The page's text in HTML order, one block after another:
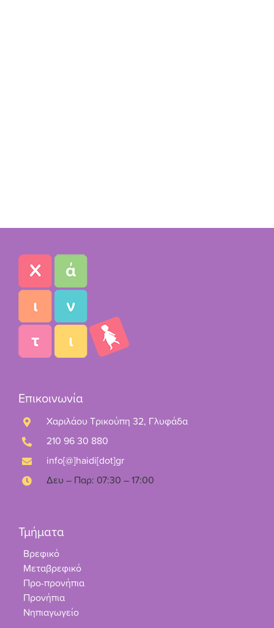
Επικοινωνία
Χαριλάου Τρικούπη 32, Γλυφάδα
210 96 30 880
info[@]haidi[dot]gr
Δευ – Παρ: 07:30 – 17:00
Τμήματα
Βρεφικό
Μεταβρεφικό
Προ-προνήπια
Προνήπια
Νηπιαγωγείο